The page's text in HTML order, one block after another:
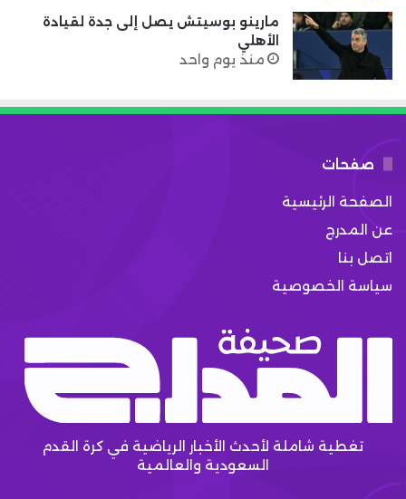
مارينو بوسيتش يصل إلى جدة لقيادة
الأهلي
منذ يوم واحد
صفحات
الصفحة الرئيسية
عن المدرج
اتصل بنا
سياسة الخصوصية
تغطية شاملة لأحدث الأخبار الرياضية في كرة القدم
السعودية والعالمية